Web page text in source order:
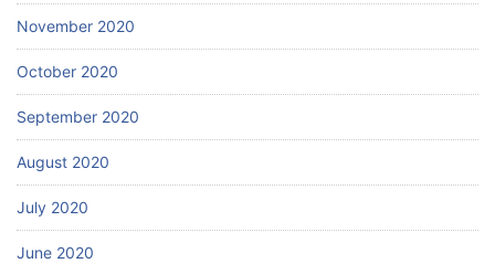
November 2020
October 2020
September 2020
August 2020
July 2020
June 2020